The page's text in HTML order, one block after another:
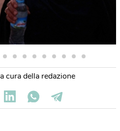
a cura della redazione